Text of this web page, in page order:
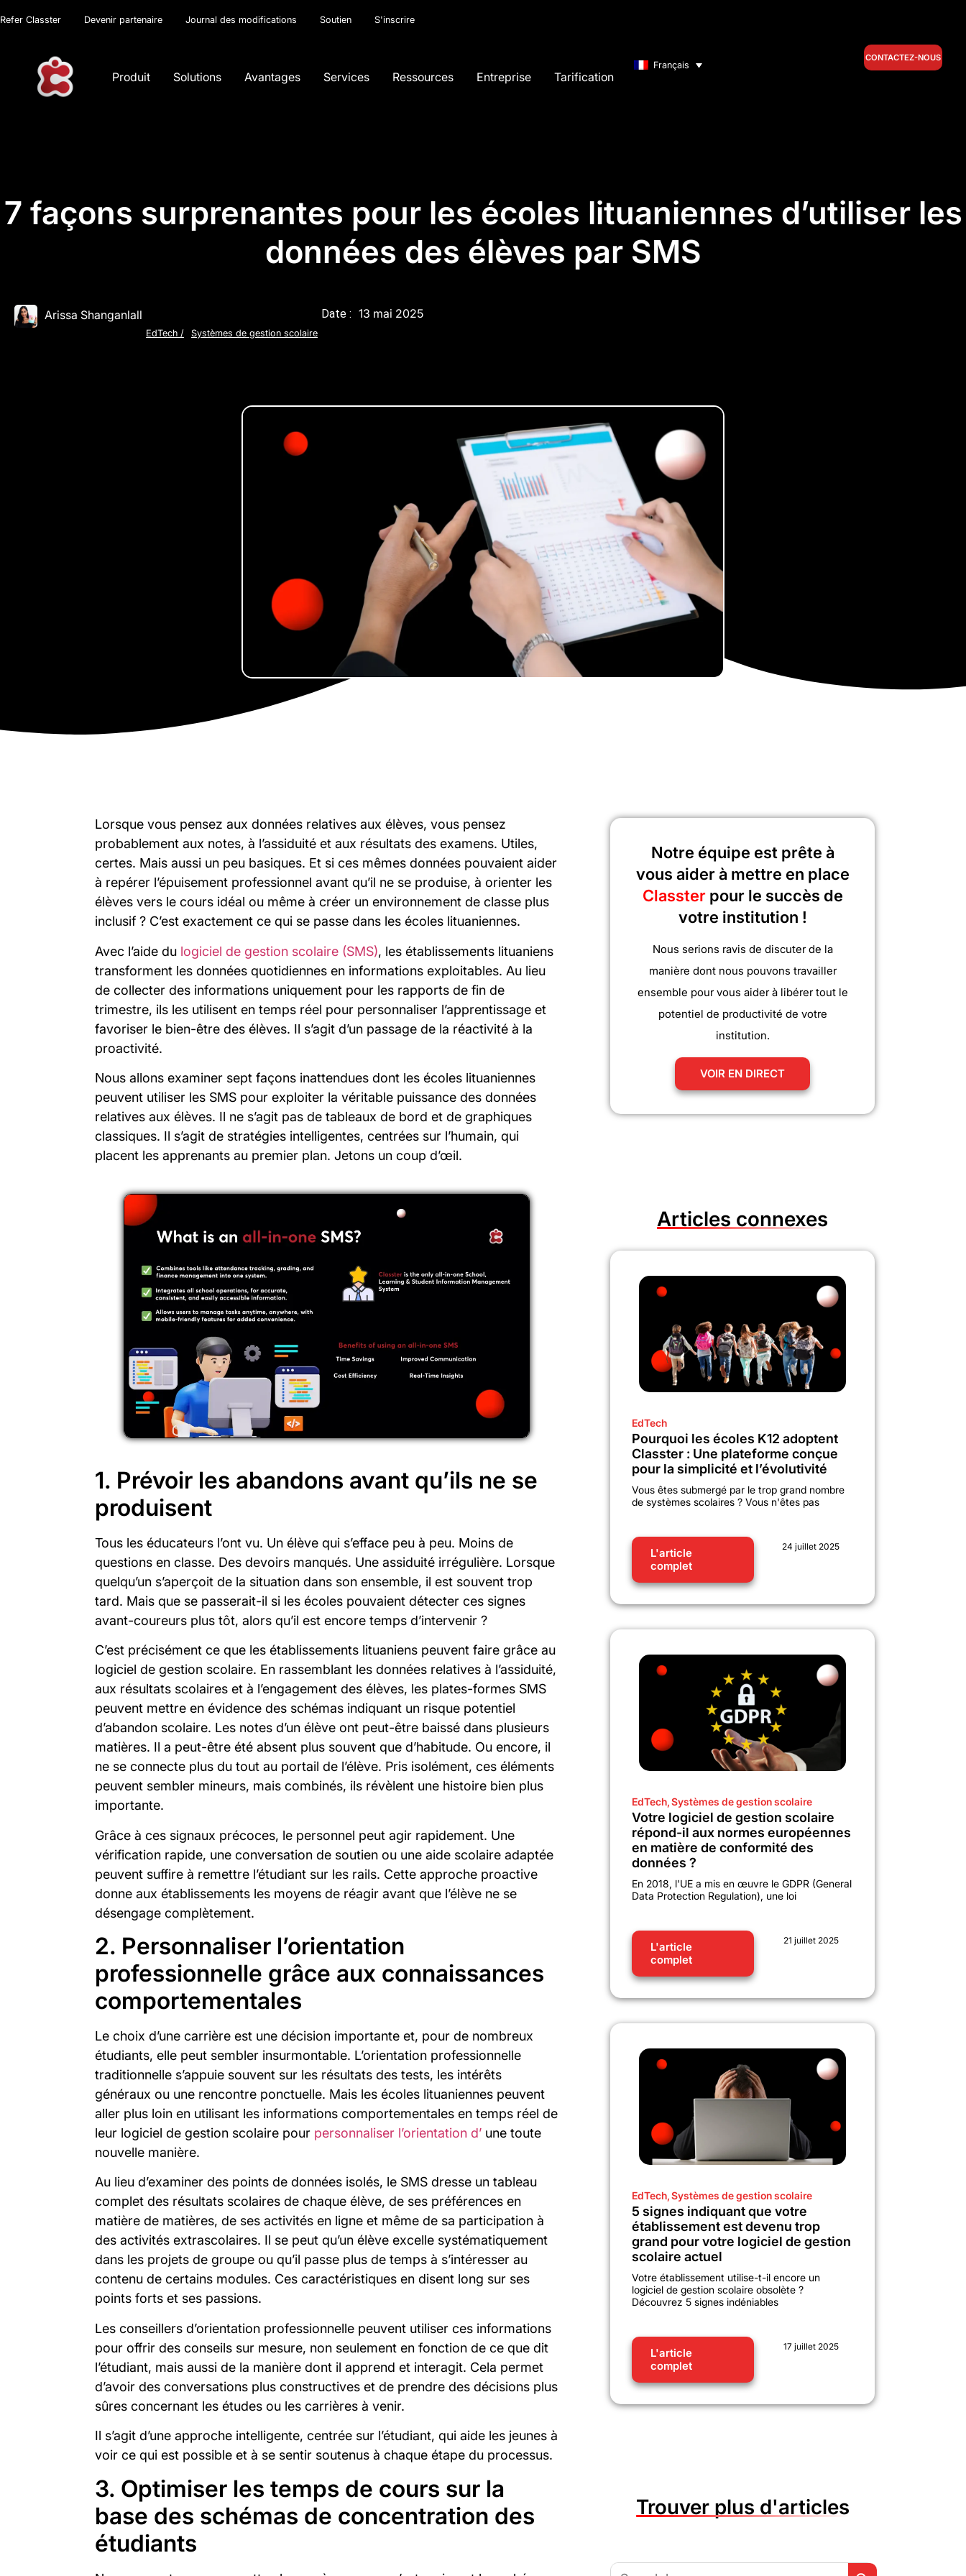
Refer Classter Devenir partenaire Journal des modifications Soutien S'inscrire
Produit Solutions Avantages Services Ressources Entreprise Tarification
Français
CONTACTEZ-NOUS
7 façons surprenantes pour les écoles lituaniennes d’utiliser les
données des élèves par SMS
Arissa Shanganlall
EdTech / Systèmes de gestion scolaire
Date : 13 mai 2025
Lorsque vous pensez aux données relatives aux élèves, vous pensez
probablement aux notes, à l’assiduité et aux résultats des examens. Utiles,
certes. Mais aussi un peu basiques. Et si ces mêmes données pouvaient aider
à repérer l’épuisement professionnel avant qu’il ne se produise, à orienter les
élèves vers le cours idéal ou même à créer un environnement de classe plus
inclusif ? C’est exactement ce qui se passe dans les écoles lituaniennes.
Avec l’aide du logiciel de gestion scolaire (SMS), les établissements lituaniens
transforment les données quotidiennes en informations exploitables. Au lieu
de collecter des informations uniquement pour les rapports de fin de
trimestre, ils les utilisent en temps réel pour personnaliser l’apprentissage et
favoriser le bien-être des élèves. Il s’agit d’un passage de la réactivité à la
proactivité.
Nous allons examiner sept façons inattendues dont les écoles lituaniennes
peuvent utiliser les SMS pour exploiter la véritable puissance des données
relatives aux élèves. Il ne s’agit pas de tableaux de bord et de graphiques
classiques. Il s’agit de stratégies intelligentes, centrées sur l’humain, qui
placent les apprenants au premier plan. Jetons un coup d’œil.
1. Prévoir les abandons avant qu’ils ne se
produisent
Tous les éducateurs l’ont vu. Un élève qui s’efface peu à peu. Moins de
questions en classe. Des devoirs manqués. Une assiduité irrégulière. Lorsque
quelqu’un s’aperçoit de la situation dans son ensemble, il est souvent trop
tard. Mais que se passerait-il si les écoles pouvaient détecter ces signes
avant-coureurs plus tôt, alors qu’il est encore temps d’intervenir ?
C’est précisément ce que les établissements lituaniens peuvent faire grâce au
logiciel de gestion scolaire. En rassemblant les données relatives à l’assiduité,
aux résultats scolaires et à l’engagement des élèves, les plates-formes SMS
peuvent mettre en évidence des schémas indiquant un risque potentiel
d’abandon scolaire. Les notes d’un élève ont peut-être baissé dans plusieurs
matières. Il a peut-être été absent plus souvent que d’habitude. Ou encore, il
ne se connecte plus du tout au portail de l’élève. Pris isolément, ces éléments
peuvent sembler mineurs, mais combinés, ils révèlent une histoire bien plus
importante.
Grâce à ces signaux précoces, le personnel peut agir rapidement. Une
vérification rapide, une conversation de soutien ou une aide scolaire adaptée
peuvent suffire à remettre l’étudiant sur les rails. Cette approche proactive
donne aux établissements les moyens de réagir avant que l’élève ne se
désengage complètement.
2. Personnaliser l’orientation
professionnelle grâce aux connaissances
comportementales
Le choix d’une carrière est une décision importante et, pour de nombreux
étudiants, elle peut sembler insurmontable. L’orientation professionnelle
traditionnelle s’appuie souvent sur les résultats des tests, les intérêts
généraux ou une rencontre ponctuelle. Mais les écoles lituaniennes peuvent
aller plus loin en utilisant les informations comportementales en temps réel de
leur logiciel de gestion scolaire pour personnaliser l’orientation d’ une toute
nouvelle manière.
Au lieu d’examiner des points de données isolés, le SMS dresse un tableau
complet des résultats scolaires de chaque élève, de ses préférences en
matière de matières, de ses activités en ligne et même de sa participation à
des activités extrascolaires. Il se peut qu’un élève excelle systématiquement
dans les projets de groupe ou qu’il passe plus de temps à s’intéresser au
contenu de certains modules. Ces caractéristiques en disent long sur ses
points forts et ses passions.
Les conseillers d’orientation professionnelle peuvent utiliser ces informations
pour offrir des conseils sur mesure, non seulement en fonction de ce que dit
l’étudiant, mais aussi de la manière dont il apprend et interagit. Cela permet
d’avoir des conversations plus constructives et de prendre des décisions plus
sûres concernant les études ou les carrières à venir.
Il s’agit d’une approche intelligente, centrée sur l’étudiant, qui aide les jeunes à
voir ce qui est possible et à se sentir soutenus à chaque étape du processus.
3. Optimiser les temps de cours sur la
base des schémas de concentration des
étudiants
Notre équipe est prête à
vous aider à mettre en place
Classter pour le succès de
votre institution !
Nous serions ravis de discuter de la
manière dont nous pouvons travailler
ensemble pour vous aider à libérer tout le
potentiel de productivité de votre
institution.
VOIR EN DIRECT
Articles connexes
EdTech
Pourquoi les écoles K12 adoptent
Classter : Une plateforme conçue
pour la simplicité et l’évolutivité
Vous êtes submergé par le trop grand nombre
de systèmes scolaires ? Vous n'êtes pas
L'article
complet
24 juillet 2025
EdTech,Systèmes de gestion scolaire
Votre logiciel de gestion scolaire
répond-il aux normes européennes
en matière de conformité des
données ?
En 2018, l'UE a mis en œuvre le GDPR (General
Data Protection Regulation), une loi
L'article
complet
21 juillet 2025
EdTech,Systèmes de gestion scolaire
5 signes indiquant que votre
établissement est devenu trop
grand pour votre logiciel de gestion
scolaire actuel
Votre établissement utilise-t-il encore un
logiciel de gestion scolaire obsolète ?
Découvrez 5 signes indéniables
L'article
complet
17 juillet 2025
Trouver plus d'articles
Search
Search Button